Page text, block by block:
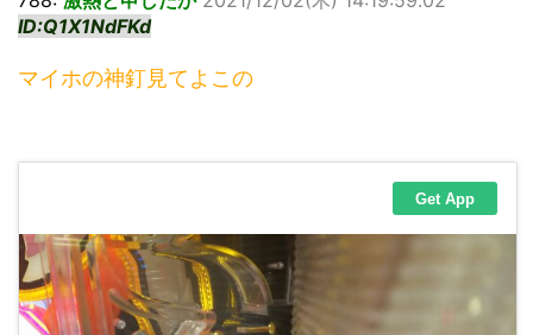
ID:Q1X1NdFKd
マイホの神釘見てよこの